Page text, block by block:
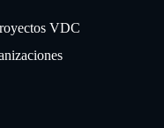
la
VDC